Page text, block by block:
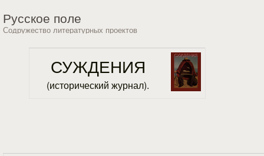
Русское поле
Содружество литературных проектов
СУЖДЕНИЯ
(исторический журнал).